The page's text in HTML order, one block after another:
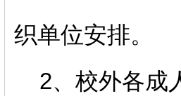
织单位安排。
2、校外各成